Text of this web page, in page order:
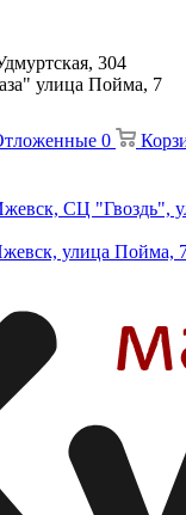
304
улица Пойма, 7
0
СЦ "Гвоздь",
улица Пойма,